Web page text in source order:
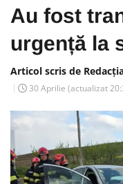
Au fost
urgență la
Articol scris de
30 Aprilie (actualizat